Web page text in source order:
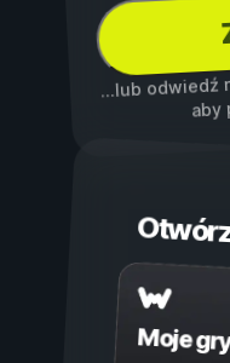
...lub
aby
Moje